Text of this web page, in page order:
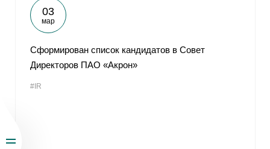
03
мар
Сформирован список кандидатов в Совет
Директоров ПАО «Акрон»
#IR